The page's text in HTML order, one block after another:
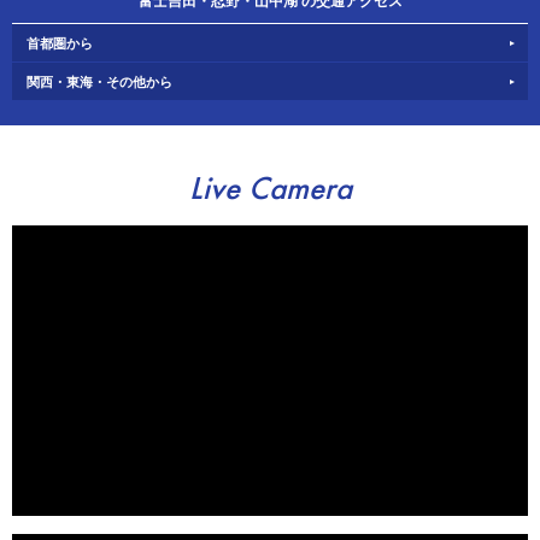
首都圏から
関西・東海・その他から
Live Camera